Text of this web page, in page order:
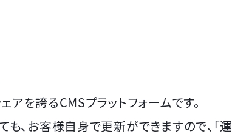
を誇るCMSプラットフォームです。
、お客様自身で更新ができますので、「運